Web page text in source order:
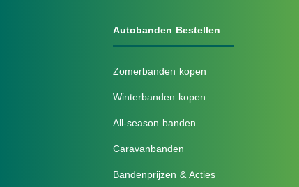
Autobanden Bestellen
Zomerbanden kopen
Winterbanden kopen
All-season banden
Caravanbanden
Bandenprijzen & Acties